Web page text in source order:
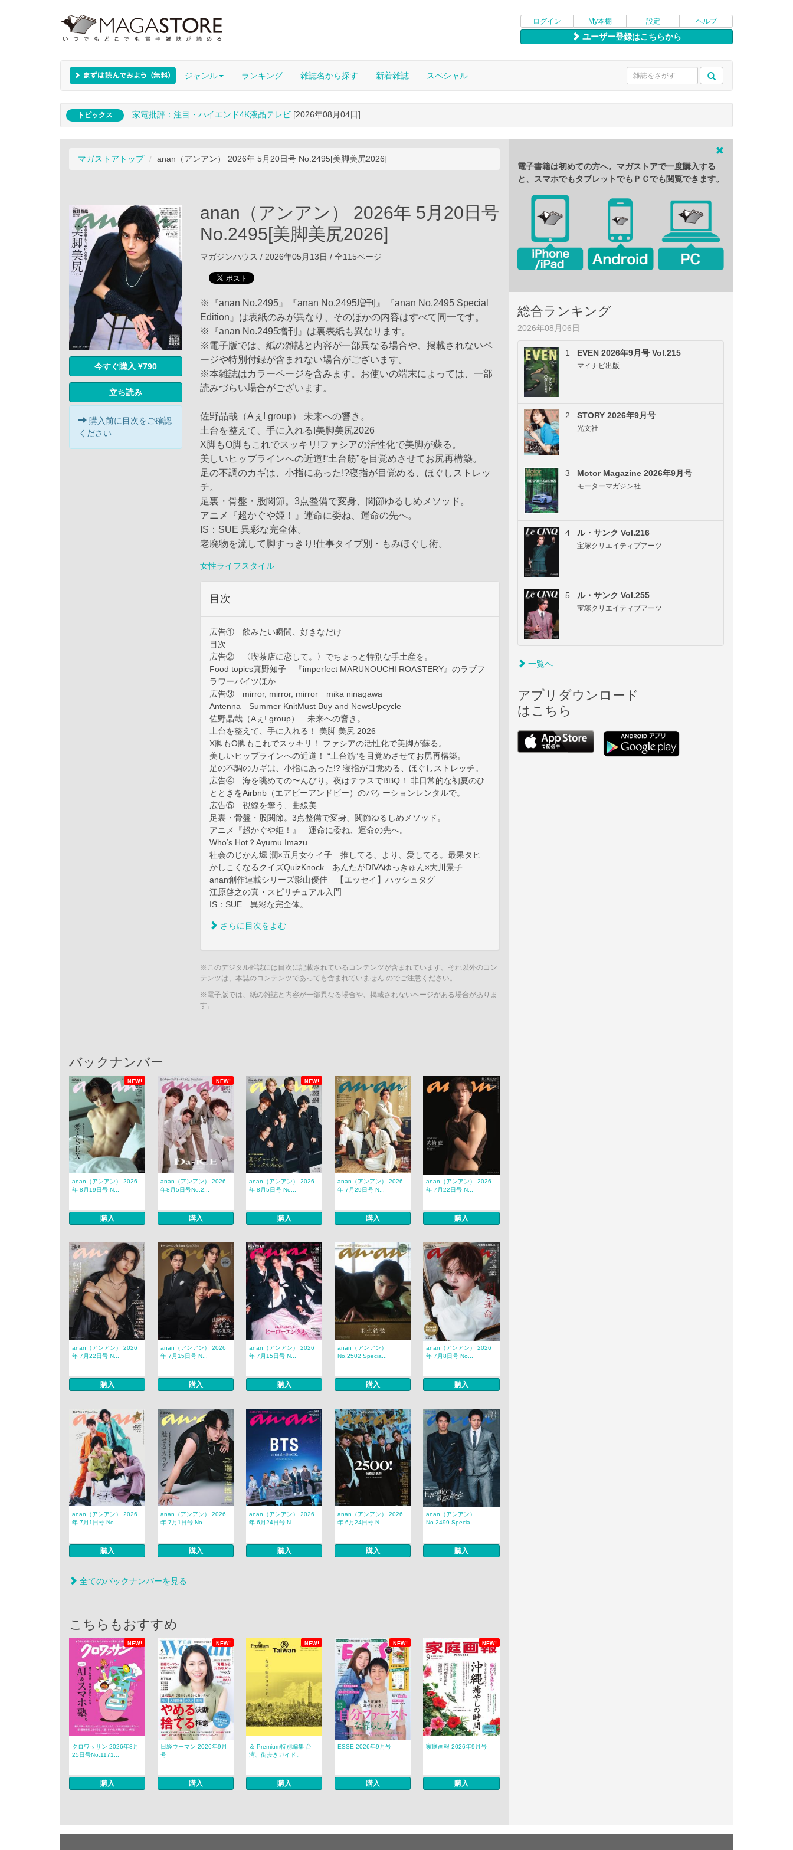
ログイン My本棚 設定 ヘルプ
ユーザー登録はこちらから
ジャンル ランキング 雑誌名から探す 新着雑誌 スペシャル
トピックス 家電批評：注目・ハイエンド4K液晶テレビ [2026年08月04日]
マガストアトップ anan（アンアン） 2026年 5月20日号 No.2495[美脚美尻2026]
今すぐ購入 ¥790
立ち読み
購入前に目次をご確認
ください
anan（アンアン） 2026年 5月20日号
No.2495[美脚美尻2026]
マガジンハウス / 2026年05月13日 / 全115ページ
※『anan No.2495』『anan No.2495増刊』『anan No.2495 Special
Edition』は表紙のみが異なり、そのほかの内容はすべて同一です。
※『anan No.2495増刊』は裏表紙も異なります。
※電子版では、紙の雑誌と内容が一部異なる場合や、掲載されないペ
ージや特別付録が含まれない場合がございます。
※本雑誌はカラーページを含みます。お使いの端末によっては、一部
読みづらい場合がございます。
佐野晶哉（Aぇ! group） 未来への響き。
土台を整えて、手に入れる!美脚美尻2026
X脚もO脚もこれでスッキリ!ファシアの活性化で美脚が蘇る。
美しいヒップラインへの近道!“土台筋”を目覚めさせてお尻再構築。
足の不調のカギは、小指にあった!?寝指が目覚める、ほぐしストレッ
チ。
足裏・骨盤・股関節。3点整備で変身、関節ゆるしめメソッド。
アニメ『超かぐや姫！』運命に委ね、運命の先へ。
IS：SUE 異彩な完全体。
老廃物を流して脚すっきり!仕事タイプ別・もみほぐし術。
女性ライフスタイル
目次
広告① 飲みたい瞬間、好きなだけ
目次
広告② 〈喫茶店に恋して。〉でちょっと特別な手土産を。
Food topics真野知子 『imperfect MARUNOUCHI ROASTERY』のラブフ
ラワーバイツほか
広告③ mirror, mirror, mirror mika ninagawa
Antenna Summer KnitMust Buy and NewsUpcycle
佐野晶哉（Aぇ! group） 未来への響き。
土台を整えて、手に入れる！ 美脚 美尻 2026
X脚もO脚もこれでスッキリ！ ファシアの活性化で美脚が蘇る。
美しいヒップラインへの近道！ “土台筋”を目覚めさせてお尻再構築。
足の不調のカギは、小指にあった!? 寝指が目覚める、ほぐしストレッチ。
広告④ 海を眺めての〜んびり。夜はテラスでBBQ！ 非日常的な初夏のひ
とときをAirbnb（エアビーアンドビー）のバケーションレンタルで。
広告⑤ 視線を奪う、曲線美
足裏・骨盤・股関節。3点整備で変身、関節ゆるしめメソッド。
アニメ『超かぐや姫！』 運命に委ね、運命の先へ。
Who’s Hot？Ayumu Imazu
社会のじかん堀 潤×五月女ケイ子 推してる、より、愛してる。最果タヒ
かしこくなるクイズQuizKnock あんたがDIVAゆっきゅん×大川景子
anan創作連載シリーズ影山優佳 【エッセイ】ハッシュタグ
江原啓之の真・スピリチュアル入門
IS：SUE 異彩な完全体。
さらに目次をよむ
※このデジタル雑誌には目次に記載されているコンテンツが含まれています。それ以外のコン
テンツは、本誌のコンテンツであっても含まれていません のでご注意ください。
※電子版では、紙の雑誌と内容が一部異なる場合や、掲載されないページがある場合がありま
す。
バックナンバー
NEW! NEW! NEW!
anan（アンアン） 2026
年 8月19日号 N...
購入
anan（アンアン） 2026
年8月5日号No.2...
購入
anan（アンアン） 2026
年 8月5日号 No...
購入
anan（アンアン） 2026
年 7月29日号 N...
購入
anan（アンアン） 2026
年 7月22日号 N...
購入
anan（アンアン） 2026
年 7月22日号 N...
購入
anan（アンアン） 2026
年 7月15日号 N...
購入
anan（アンアン） 2026
年 7月15日号 N...
購入
anan（アンアン）
No.2502 Specia...
購入
anan（アンアン） 2026
年 7月8日号 No...
購入
anan（アンアン） 2026
年 7月1日号 No...
購入
anan（アンアン） 2026
年 7月1日号 No...
購入
anan（アンアン） 2026
年 6月24日号 N...
購入
anan（アンアン） 2026
年 6月24日号 N...
購入
anan（アンアン）
No.2499 Specia...
購入
全てのバックナンバーを見る
こちらもおすすめ
NEW! NEW! NEW! NEW! NEW!
クロワッサン 2026年8月
25日号No.1171...
購入
日経ウーマン 2026年9月
号
購入
＆ Premium特別編集 台
湾、街歩きガイド。
購入
ESSE 2026年9月号
購入
家庭画報 2026年9月号
購入
電子書籍は初めての方へ。マガストアで一度購入する
と、スマホでもタブレットでもＰＣでも閲覧できます。
総合ランキング
2026年08月06日
1 EVEN 2026年9月号 Vol.215
マイナビ出版
2 STORY 2026年9月号
光文社
3 Motor Magazine 2026年9月号
モーターマガジン社
4 ル・サンク Vol.216
宝塚クリエイティブアーツ
5 ル・サンク Vol.255
宝塚クリエイティブアーツ
一覧へ
アプリダウンロード
はこちら